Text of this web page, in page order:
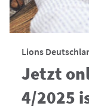
Lions
Jetzt
4/2025